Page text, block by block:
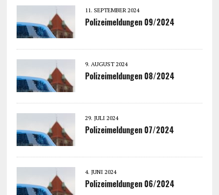
11. SEPTEMBER 2024
Polizeimeldungen 09/2024
9. AUGUST 2024
Polizeimeldungen 08/2024
29. JULI 2024
Polizeimeldungen 07/2024
4. JUNI 2024
Polizeimeldungen 06/2024